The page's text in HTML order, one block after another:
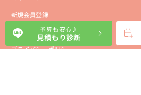
新規会員登録
会社概要
プライバシーポリシー
予算も安心♪
見積もり診断